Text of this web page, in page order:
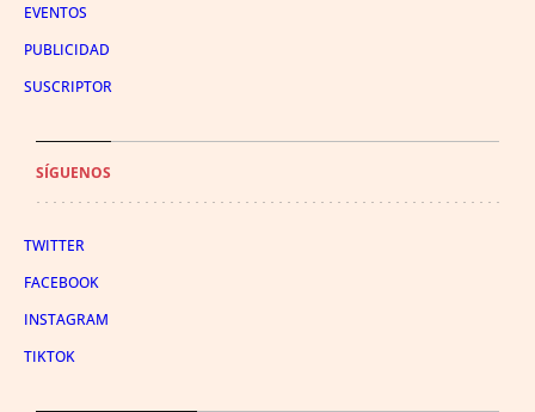
EVENTOS
PUBLICIDAD
SUSCRIPTOR
SÍGUENOS
TWITTER
FACEBOOK
INSTAGRAM
TIKTOK